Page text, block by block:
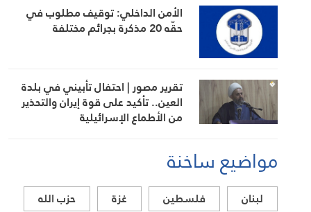
الأمن الداخلي: توقيف مطلوب في
حقّه 20 مذكرة بجرائم مختلفة
تقرير مصور | احتفال تأبيني في بلدة
العين.. تأكيد على قوة إيران والتحذير
من الأطماع الإسرائيلية
مواضيع ساخنة
لبنان فلسطين غزة
حزب الله